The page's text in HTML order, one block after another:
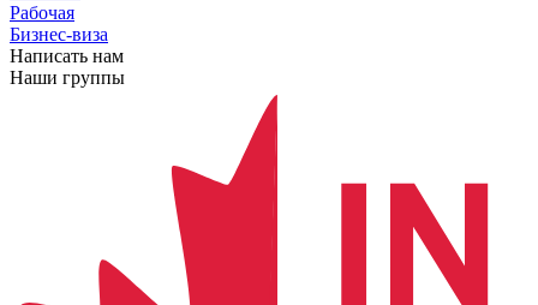
Рабочая
Бизнес-виза
Написать нам
Наши группы